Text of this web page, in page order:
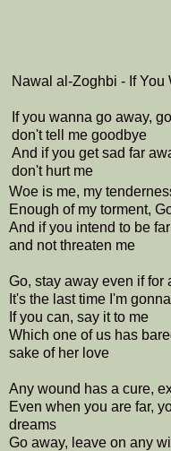
Nawal al-Zoghbi - If You
If you wanna go away,
don't tell me goodbye
And if you get sad far
don't hurt me
Woe is me, my
Enough of my torment,
And if you intend to be
and not threaten me
Go, stay away even if for
It's the last time I'm
If you can, say it to me
Which one of us has
sake of her love
Any wound has a cure,
Even when you are far,
dreams
Go away, leave on any